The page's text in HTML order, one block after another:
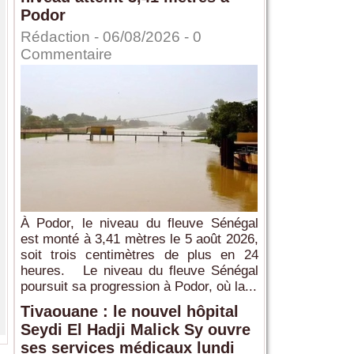
Podor
Rédaction - 06/08/2026 - 0
Commentaire
À Podor, le niveau du fleuve Sénégal
est monté à 3,41 mètres le 5 août 2026,
soit trois centimètres de plus en 24
heures. Le niveau du fleuve Sénégal
poursuit sa progression à Podor, où la...
Tivaouane : le nouvel hôpital
Seydi El Hadji Malick Sy ouvre
ses services médicaux lundi